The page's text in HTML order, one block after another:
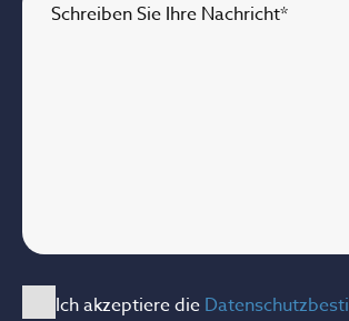
Schreiben Sie Ihre Nachricht*
Ich akzeptiere die